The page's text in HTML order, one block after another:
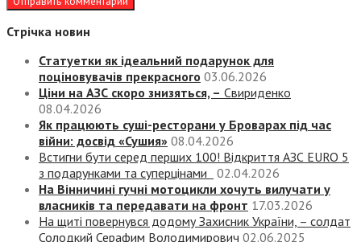
Стрічка новин
Статуетки як ідеальний подарунок для
поціновувачів прекрасного 03.06.2026
Ціни на АЗС скоро знизяться, – Свириденко
08.04.2026
Як працюють суші-ресторани у Броварах під час
війни: досвід «Сушия» 08.04.2026
Встигни бути серед перших 100! Відкриття АЗС EURO 5
з подарунками та суперцінами
02.04.2026
На Вінничині гучні мотоцикли хочуть вилучати у
власників та передавати на фронт 17.03.2026
На щиті повернувся додому Захисник України, – солдат
Солодкий Серафим Володимирович 02.06.2025